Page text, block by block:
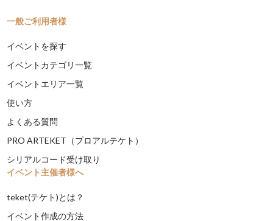
一般ご利用者様
イベントを探す
イベントカテゴリ一覧
イベントエリア一覧
使い方
よくある質問
PRO ARTEKET（プロアルテケト）
シリアルコード受け取り
イベント主催者様へ
teket(テケト)とは？
イベント作成の方法